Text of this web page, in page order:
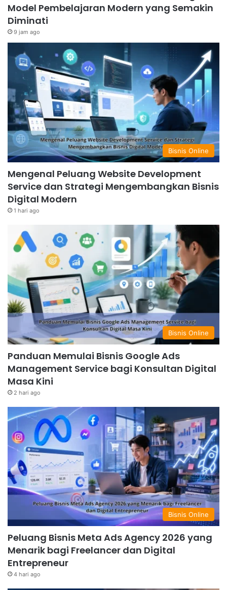
Model Pembelajaran Modern yang Semakin
Diminati
9 jam ago
Bisnis Online
Mengenal Peluang Website Development
Service dan Strategi Mengembangkan Bisnis
Digital Modern
1 hari ago
Bisnis Online
Panduan Memulai Bisnis Google Ads
Management Service bagi Konsultan Digital
Masa Kini
2 hari ago
Bisnis Online
Peluang Bisnis Meta Ads Agency 2026 yang
Menarik bagi Freelancer dan Digital
Entrepreneur
4 hari ago